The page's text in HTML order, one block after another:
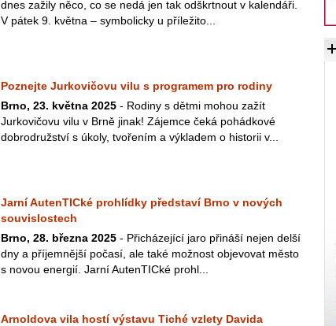
dnes zažily něco, co se nedá jen tak odškrtnout v kalendáři.
V pátek 9. května – symbolicky u příležito...
Poznejte Jurkovičovu vilu s programem pro rodiny
Brno, 23. května 2025 - Rodiny s dětmi mohou zažít
Jurkovičovu vilu v Brně jinak! Zájemce čeká pohádkové
dobrodružství s úkoly, tvořením a výkladem o historii v...
Jarní AutenTICké prohlídky představí Brno v nových
souvislostech
Brno, 28. března 2025 - Přicházející jaro přináší nejen delší
dny a příjemnější počasí, ale také možnost objevovat město
s novou energií. Jarní AutenTICké prohl...
Arnoldova vila hostí výstavu Tiché vzlety Davida